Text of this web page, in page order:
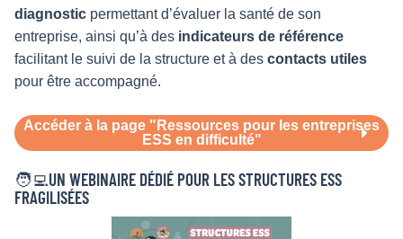
diagnostic permettant d’évaluer la santé de son
entreprise, ainsi qu’à des indicateurs de référence
facilitant le suivi de la structure et à des contacts utiles
pour être accompagné.
Accéder à la page "Ressources pour les entreprises
ESS en difficulté"
🧑‍💻UN WEBINAIRE DÉDIÉ POUR LES STRUCTURES ESS
FRAGILISÉES